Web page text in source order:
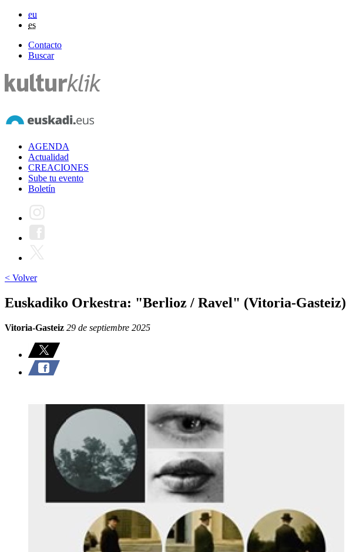
eu
es
Contacto
Buscar
AGENDA
Actualidad
CREACIONES
Sube tu evento
Boletín
< Volver
Euskadiko Orkestra: "Berlioz / Ravel" (Vitoria-Gasteiz)
Vitoria-Gasteiz 29 de septiembre 2025